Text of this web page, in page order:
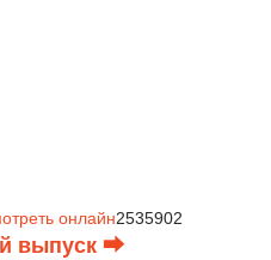
онлайн2535902
выпуск ⮕